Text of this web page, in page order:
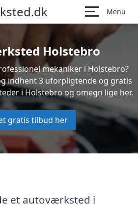
Menu
Holstebro
mekaniker i Holstebro?
indhent 3 uforpligtende og gratis
i Holstebro og omegn lige her.
gratis tilbud her
et autoværksted i